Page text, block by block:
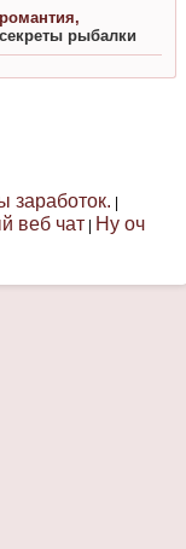
рыбалки
заработок.
веб чат Ну оч